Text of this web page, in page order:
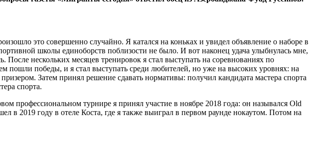
это совершенно случайно. Я катался на коньках и увидел объявление о наборе в
школы единоборств поблизости не было. И вот наконец удача улыбнулась мне,
нескольких месяцев тренировок я стал выступать на соревнованиях по
пошли победы, и я стал выступать среди любителей, но уже на высоких уровнях: на
Затем принял решение сдавать нормативы: получил кандидата мастера спорта
спорта.
профессиональном турнире я принял участие в ноябре 2018 года: он назывался Old
2019 году в отеле Коста, где я также выиграл в первом раунде нокаутом. Потом на